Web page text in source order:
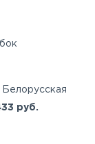
Белорусская
руб.